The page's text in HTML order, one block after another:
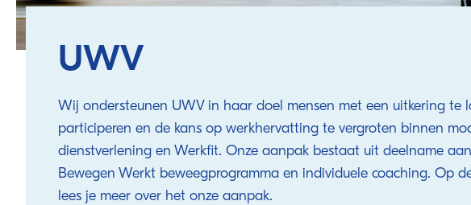
UWV
Wij ondersteunen UWV in haar doel mensen met een uitkering te
participeren en de kans op werkhervatting te vergroten binnen
dienstverlening en Werkfit. Onze aanpak bestaat uit deelname
Bewegen Werkt beweegprogramma en individuele coaching. Op
lees je meer over het onze aanpak.